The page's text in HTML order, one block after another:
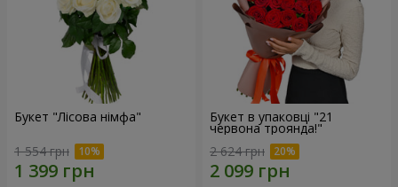
Букет "Лісова німфа"
1 554 грн
Букет в упаковці "21
червона троянда!"
2 624 грн